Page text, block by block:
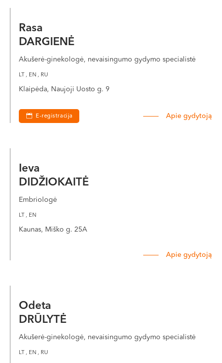
Rasa
DARGIENĖ
Akušerė-ginekologė, nevaisingumo gydymo specialistė
LT , EN , RU
Klaipėda, Naujoji Uosto g. 9
E-registracija Apie gydytoją
Ieva
DIDŽIOKAITĖ
Embriologė
LT , EN
Kaunas, Miško g. 25A
Apie gydytoją
Odeta
DRŪLYTĖ
Akušerė-ginekologė, nevaisingumo gydymo specialistė
LT , EN , RU